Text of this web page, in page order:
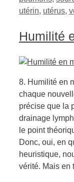
utérin, utérus,
Humilité
8. Humilité en
chaque
précise que la
drainage
le point
Donc, oui, en
heuristique,
vérité. Mais